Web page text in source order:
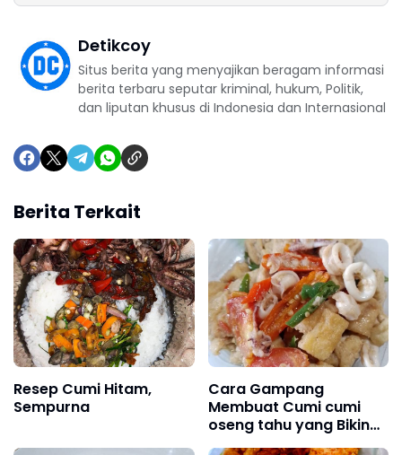
Detikcoy
Situs berita yang menyajikan beragam informasi
berita terbaru seputar kriminal, hukum, Politik,
dan liputan khusus di Indonesia dan Internasional
Berita Terkait
Resep Cumi Hitam,
Sempurna
Cara Gampang
Membuat Cumi cumi
oseng tahu yang Bikin
Ngiler